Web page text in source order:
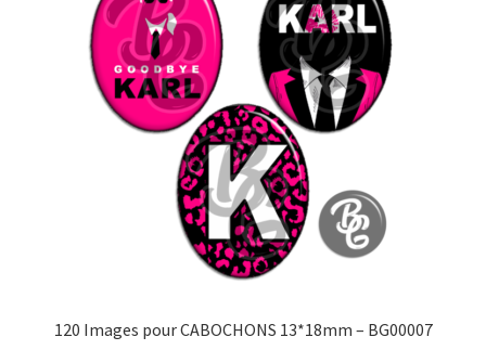
120 Images pour CABOCHONS 13*18mm – BG00007